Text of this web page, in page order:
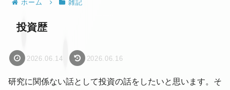
ホーム 雑記
投資歴
2026.06.14 2026.06.16
研究に関係ない話として投資の話をしたいと思います。そ